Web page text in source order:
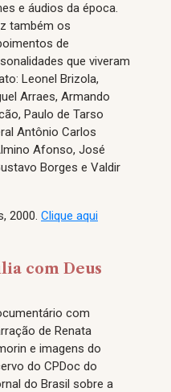
e áudios da época.
também os
de
que viveram
Leonel Brizola,
Arraes, Armando
Paulo de Tarso
Antônio Carlos
Afonso, José
Borges e Valdir
2000. Clique aqui
com Deus
com
de Renata
e imagens do
do CPDoc do
do Brasil sobre a